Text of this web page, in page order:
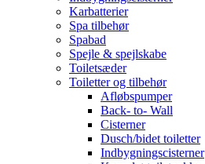
Karbatterier
Spa tilbehør
Spabad
Spejle & spejlskabe
Toiletsæder
Toiletter og tilbehør
Afløbspumper
Back- to- Wall
Cisterner
Dusch/bidet toiletter
Indbygningscisterner